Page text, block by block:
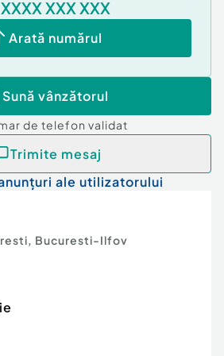
cu un potențial excelent de
rar întâlnită, această
vizionată.
apartamente
Nu
XXXX XXX XXX
Arată numărul
Sună vânzătorul
de telefon validat
Trimite mesaj
ale utilizatorului
, Bucuresti-Ilfov